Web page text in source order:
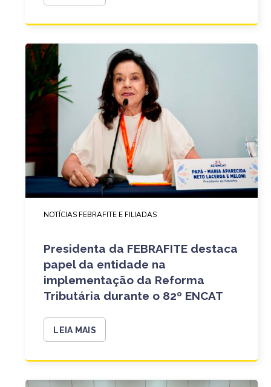
NOTÍCIAS FEBRAFITE E FILIADAS
Presidenta da FEBRAFITE destaca
papel da entidade na
implementação da Reforma
Tributária durante o 82º ENCAT
LEIA MAIS